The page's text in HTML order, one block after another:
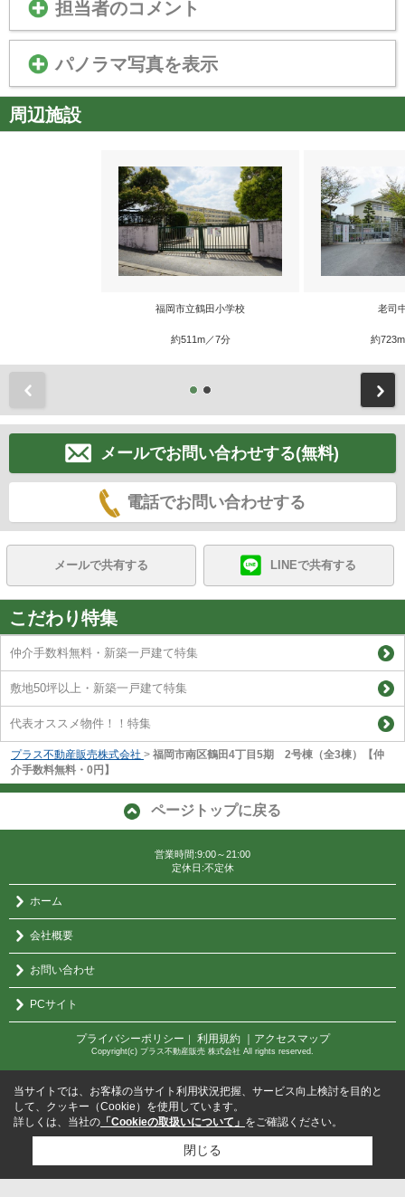
担当者のコメント
パノラマ写真を表示
周辺施設
福岡市立鶴田小学校
約511m／7分
老司
約
メールでお問い合わせする(無料)
電話でお問い合わせする
メールで共有する LINEで共有する
こだわり特集
仲介手数料無料・新築一戸建て特集
敷地50坪以上・新築一戸建て特集
代表オススメ物件！！特集
プラス不動産販売株式会社 > 福岡市南区鶴田4丁目5期 2号棟（全3棟）【仲
介手数料無料・0円】
ページトップに戻る
営業時間:9:00～21:00
定休日:不定休
ホーム
会社概要
お問い合わせ
PCサイト
プライバシーポリシー ｜ 利用規約 ｜アクセスマップ
Copyright(c) プラス不動産販売 株式会社 All rights reserved.
当サイトでは、お客様の当サイト利用状況把握、サービス向上検討を目的と
して、クッキー（Cookie）を使用しています。
詳しくは、当社の 「Cookieの取扱いについて」 をご確認ください。
閉じる